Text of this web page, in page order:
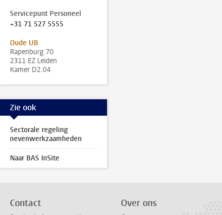
Servicepunt Personeel
+31 71 527 5555
Oude UB
Rapenburg 70
2311 EZ Leiden
Kamer D2.04
Zie ook
Sectorale regeling
nevenwerkzaamheden
Naar BAS InSite
Contact Over ons